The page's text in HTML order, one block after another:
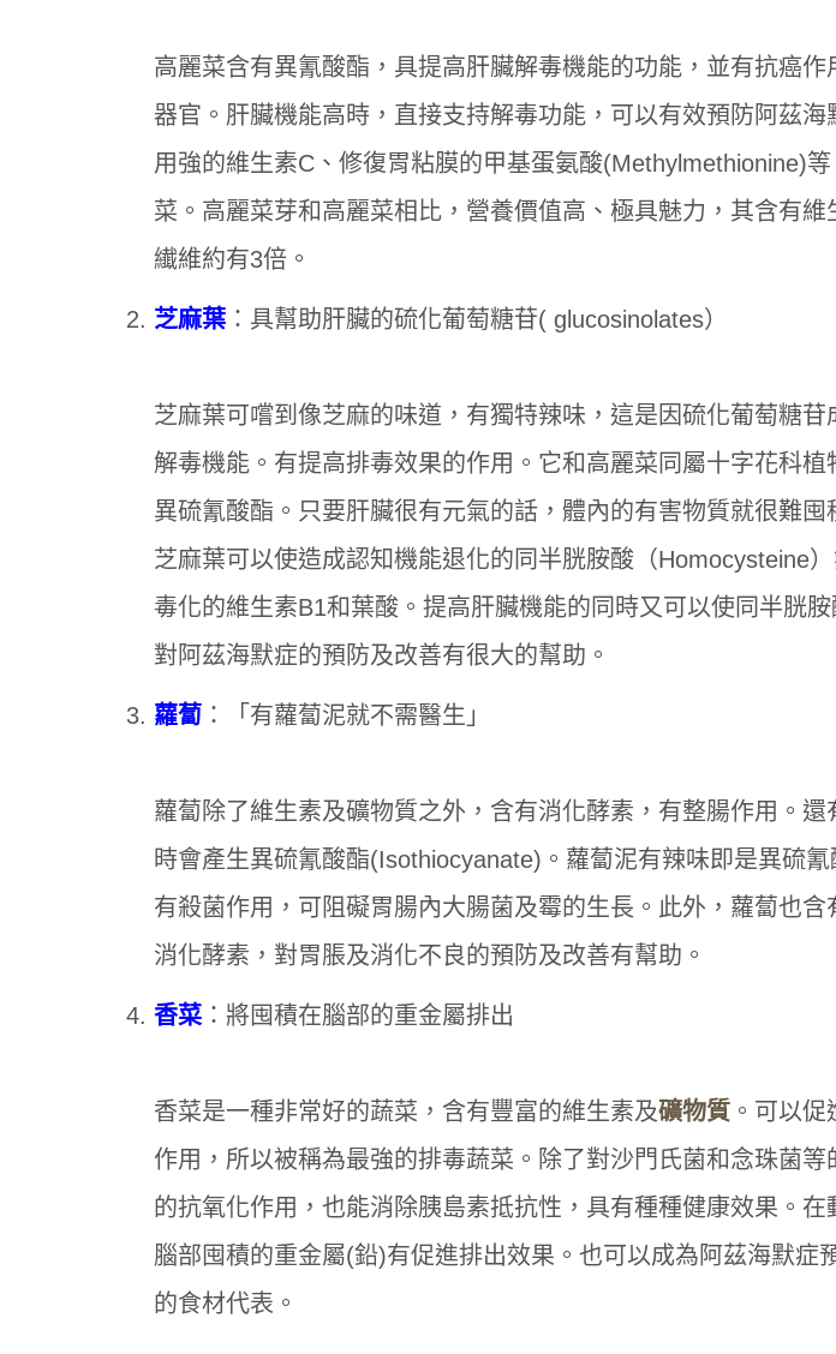
高麗菜含有異氰酸酯，具提高肝臟解毒機能的功能，並有抗癌
器官。肝臟機能高時，直接支持解毒功能，可以有效預防阿茲
用強的維生素C、修復胃粘膜的甲基蛋氨酸(Methylmethionine)
菜。高麗菜芽和高麗菜相比，營養價值高、極具魅力，其含有
纎維約有3倍。
芝麻葉 ：具幫助肝臟的硫化葡萄糖苷( glucosinolates）
芝麻葉可嚐到像芝麻的味道，有獨特辣味，這是因硫化葡萄糖
解毒機能。有提高排毒效果的作用。它和高麗菜同屬十字花科
異硫氰酸酯。只要肝臟很有元氣的話，體內的有害物質就很難囤
芝麻葉可以使造成認知機能退化的同半胱胺酸（Homocysteine
毒化的維生素B1和葉酸。提高肝臟機能的同時又可以使同半胱
對阿茲海默症的預防及改善有很大的幫助。
蘿蔔 ：「有蘿蔔泥就不需醫生」
蘿蔔除了維生素及礦物質之外，含有消化酵素，有整腸作用。
時會產生異硫氰酸酯(Isothiocyanate)。蘿蔔泥有辣味即是異硫
有殺菌作用，可阻礙胃腸內大腸菌及霉的生長。此外，蘿蔔也
消化酵素，對胃脹及消化不良的預防及改善有幫助。
香菜 ：將囤積在腦部的重金屬排出
香菜是一種非常好的蔬菜，含有豐富的維生素及礦物質 。可以
作用，所以被稱為最強的排毒蔬菜。除了對沙門氏菌和念珠菌
的抗氧化作用，也能消除胰島素抵抗性，具有種種健康效果。
腦部囤積的重金屬(鉛)有促進排出效果。也可以成為阿茲海默症
的食材代表。
薑母鴨怎麼吃